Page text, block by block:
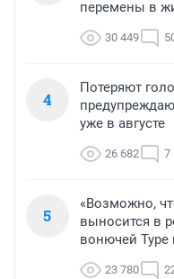
перемены в
30 449
4
Потеряют
уже в августе
26 682 7
5
«Возможно,
выносится в
вонючей Туре
23 780